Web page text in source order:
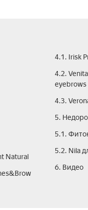
Natural
4.1. Irisk
4.2.
eyebrows
4.3.
5.
5.1.
5.2. Nila
6. Видео